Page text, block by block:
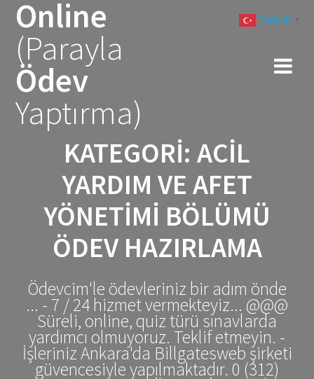
Online
(Parayla
Ödev
Yaptırma)
KATEGORI: ACIL
YARDIM VE AFET
YÖNETIMI BÖLÜMÜ
ÖDEV HAZIRLAMA
Ödevcim'le ödevleriniz bir adım önde
... - 7 / 24 hizmet vermekteyiz... @@@
Süreli, online, quiz türü sınavlarda
yardımcı olmuyoruz. Teklif etmeyin. -
İşleriniz Ankara'da Billgatesweb şirketi
güvencesiyle yapılmaktadır. 0 (312)
Turkish ▼